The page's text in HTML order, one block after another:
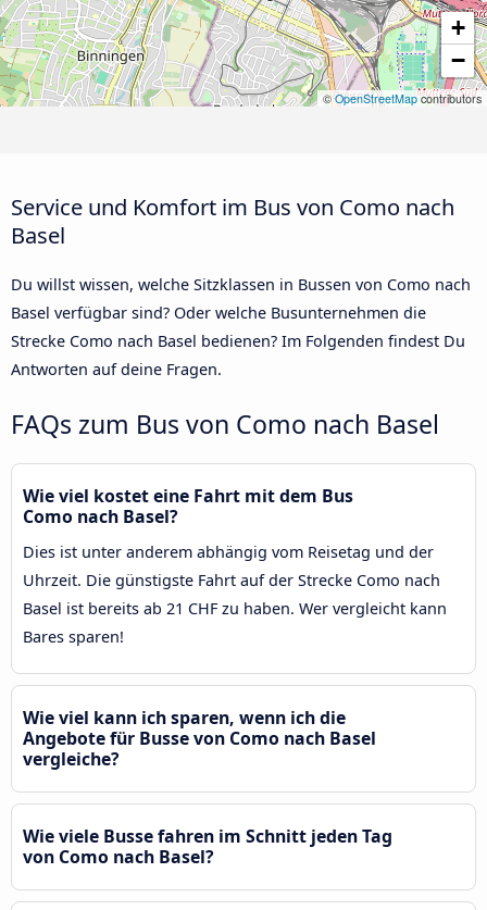
+
−
©OpenStreetMapcontributors
Service und Komfort im Bus von Como nach
Basel
Du willst wissen, welche Sitzklassen in Bussen von Como nach
Basel verfügbar sind? Oder welche Busunternehmen die
Strecke Como nach Basel bedienen? Im Folgenden findest Du
Antworten auf deine Fragen.
FAQs zum Bus von Como nach Basel
Wie viel kostet eine Fahrt mit dem Bus
Como nach Basel?
Dies ist unter anderem abhängig vom Reisetag und der
Uhrzeit. Die günstigste Fahrt auf der Strecke Como nach
Basel ist bereits ab 21 CHF zu haben. Wer vergleicht kann
Bares sparen!
Wie viel kann ich sparen, wenn ich die
Angebote für Busse von Como nach Basel
vergleiche?
Wie viele Busse fahren im Schnitt jeden Tag
von Como nach Basel?